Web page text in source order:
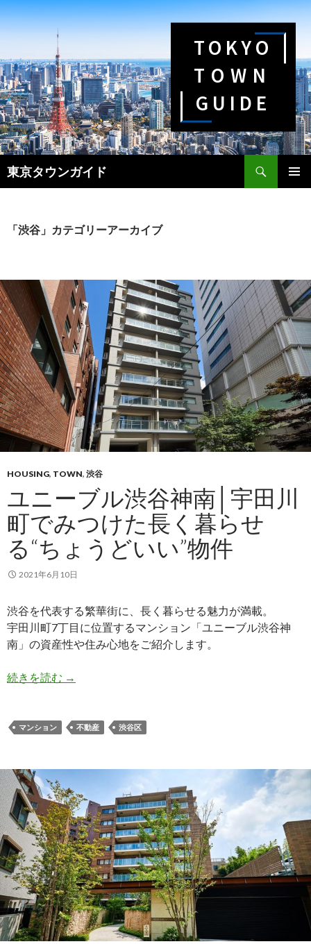
TOKYO
TOWN
GUIDE
東京タウンガイド
索
ン
キ
ッ
プ
「渋谷」カテゴリーアーカイブ
HOUSING, TOWN, 渋谷
ユニーブル渋谷神南│宇田川
町でみつけた長く暮らせ
る“ちょうどいい”物件
2021年6月10日
渋谷を代表する繁華街に、長く暮らせる魅力が満載。
宇田川町7丁目に位置するマンション「ユニーブル渋谷神
南」の資産性や住み心地をご紹介します。
続きを読む ユニーブル渋谷神南│宇田川町でみつけた長く暮
→
マンション 不動産 渋谷区